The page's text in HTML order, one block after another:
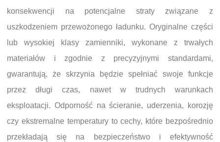
konsekwencji na potencjalne straty związane z
uszkodzeniem przewożonego ładunku. Oryginalne części
lub wysokiej klasy zamienniki, wykonane z trwałych
materiałów i zgodnie z precyzyjnymi standardami,
gwarantują, że skrzynia będzie spełniać swoje funkcje
przez długi czas, nawet w trudnych warunkach
eksploatacji. Odporność na ścieranie, uderzenia, korozję
czy ekstremalne temperatury to cechy, które bezpośrednio
przekładają się na bezpieczeństwo i efektywność